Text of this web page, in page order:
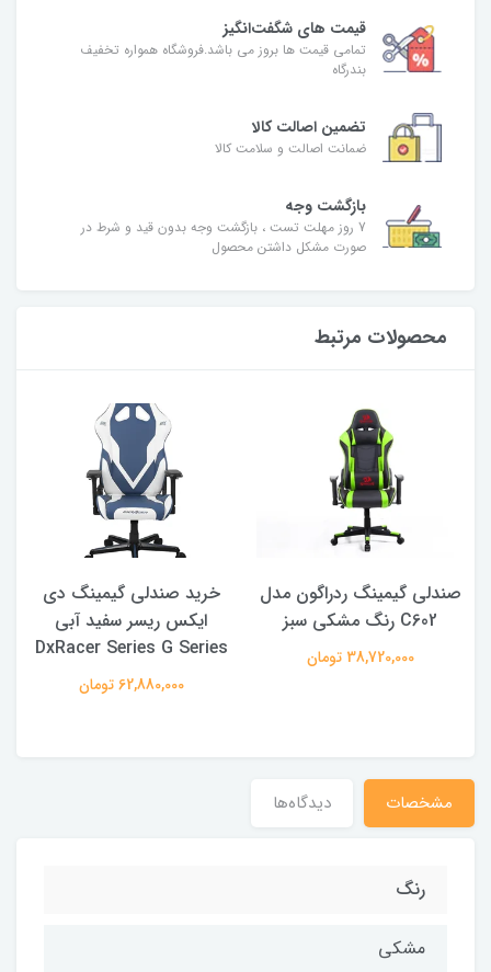
قیمت های شگفت‌انگیز
تمامی قیمت ها بروز می باشد.فروشگاه همواره تخفیف
بندرگاه
تضمین اصالت کالا
ضمانت اصالت و سلامت کالا
بازگشت وجه
7 روز مهلت تست ، بازگشت وجه بدون قید و شرط در
صورت مشکل داشتن محصول
محصولات مرتبط
صندلی گیمینگ ردراگون مدل
C602 رنگ مشکی سبز
38,720,000 تومان
خرید صندلی گیمینگ دی
ایکس ریسر سفید آبی
DxRacer Series G Series
62,880,000 تومان
مشخصات دیدگاه‌ها
رنگ
مشكى